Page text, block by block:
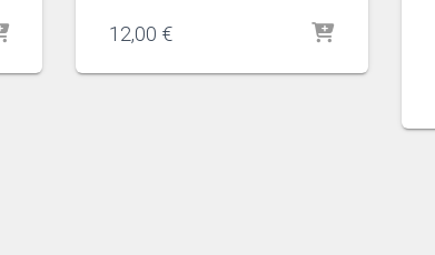
12,00 €